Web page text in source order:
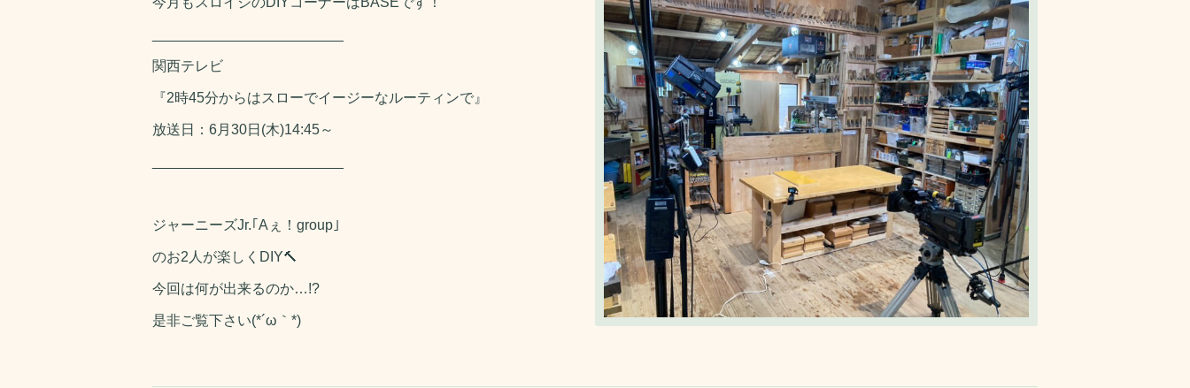
関西テレビ
『2時45分からはスローでイージーなルーティンで』
放送日：6月30日(木)14:45～
ジャーニーズJr.｢Aぇ！group｣
のお2人が楽しくDIY🔨
今回は何が出来るのか…!?
是非ご覧下さい(*´ω｀*)